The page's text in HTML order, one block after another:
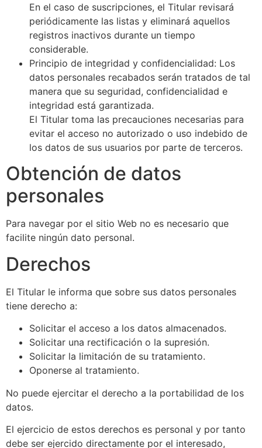
En el caso de suscripciones, el Titular revisará
periódicamente las listas y eliminará aquellos
registros inactivos durante un tiempo
considerable.
Principio de integridad y confidencialidad: Los
datos personales recabados serán tratados de tal
manera que su seguridad, confidencialidad e
integridad está garantizada.
El Titular toma las precauciones necesarias para
evitar el acceso no autorizado o uso indebido de
los datos de sus usuarios por parte de terceros.
Obtención de datos
personales
Para navegar por el sitio Web no es necesario que
facilite ningún dato personal.
Derechos
El Titular le informa que sobre sus datos personales
tiene derecho a:
Solicitar el acceso a los datos almacenados.
Solicitar una rectificación o la supresión.
Solicitar la limitación de su tratamiento.
Oponerse al tratamiento.
No puede ejercitar el derecho a la portabilidad de los
datos.
El ejercicio de estos derechos es personal y por tanto
debe ser ejercido directamente por el interesado,